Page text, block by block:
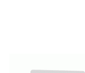
臧俊岐（
湖南美術